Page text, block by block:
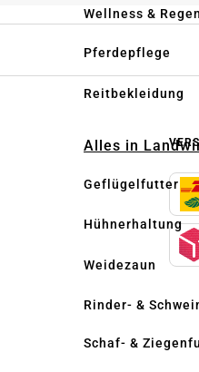
Wellness &
Pferdepflege
Reitbekleidung
Alles in
Geflügelfutter
Hühnerhaltung
Weidezaun
Rinder- &
Schaf- &